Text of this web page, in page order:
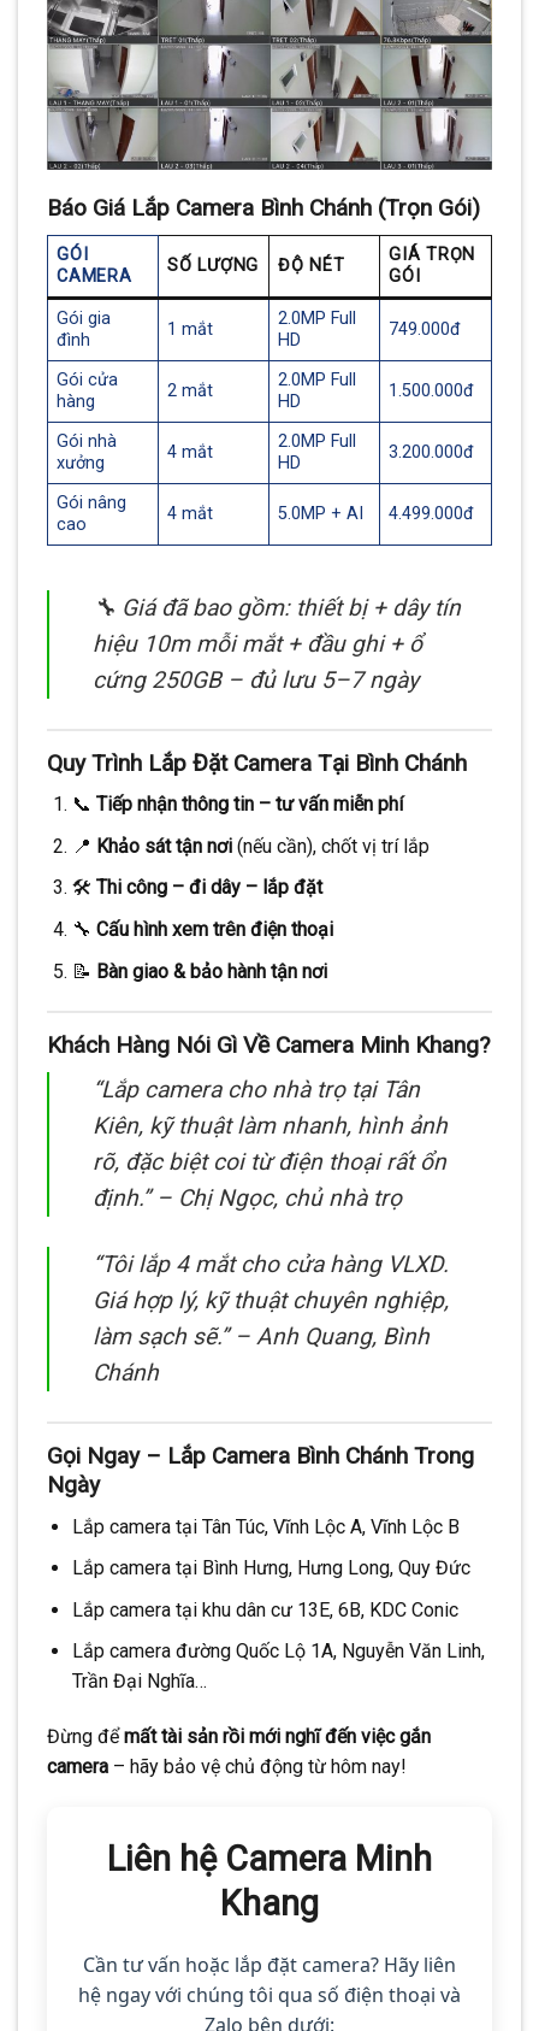
Báo Giá Lắp Camera Bình Chánh (Trọn Gói)
GÓI
CAMERA
SỐ LƯỢNG ĐỘ NÉT
GIÁ TRỌN
GÓI
Gói gia
đình
1 mắt
2.0MP Full
HD
749.000đ
Gói cửa
hàng
2 mắt
2.0MP Full
HD
1.500.000đ
Gói nhà
xưởng
4 mắt
2.0MP Full
HD
3.200.000đ
Gói nâng
cao
4 mắt 5.0MP + AI 4.499.000đ
🔧 Giá đã bao gồm: thiết bị + dây tín
hiệu 10m mỗi mắt + đầu ghi + ổ
cứng 250GB – đủ lưu 5–7 ngày
Quy Trình Lắp Đặt Camera Tại Bình Chánh
📞 Tiếp nhận thông tin – tư vấn miễn phí
📍 Khảo sát tận nơi(nếu cần), chốt vị trí lắp
🛠️ Thi công – đi dây – lắp đặt
🔧 Cấu hình xem trên điện thoại
📝 Bàn giao & bảo hành tận nơi
Khách Hàng Nói Gì Về Camera Minh Khang?
“Lắp camera cho nhà trọ tại Tân
Kiên, kỹ thuật làm nhanh, hình ảnh
rõ, đặc biệt coi từ điện thoại rất ổn
định.” – Chị Ngọc, chủ nhà trọ
“Tôi lắp 4 mắt cho cửa hàng VLXD.
Giá hợp lý, kỹ thuật chuyên nghiệp,
làm sạch sẽ.” – Anh Quang, Bình
Chánh
Gọi Ngay – Lắp Camera Bình Chánh Trong
Ngày
Lắp camera tại Tân Túc, Vĩnh Lộc A, Vĩnh Lộc B
Lắp camera tại Bình Hưng, Hưng Long, Quy Đức
Lắp camera tại khu dân cư 13E, 6B, KDC Conic
Lắp camera đường Quốc Lộ 1A, Nguyễn Văn Linh,
Trần Đại Nghĩa…
Đừng đểmất tài sản rồi mới nghĩ đến việc gắn
camera – hãy bảo vệ chủ động từ hôm nay!
Liên hệ Camera Minh
Khang
Cần tư vấn hoặc lắp đặt camera? Hãy liên
hệ ngay với chúng tôi qua số điện thoại và
Zalo bên dưới: